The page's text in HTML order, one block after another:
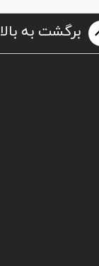
برگشت به بالا